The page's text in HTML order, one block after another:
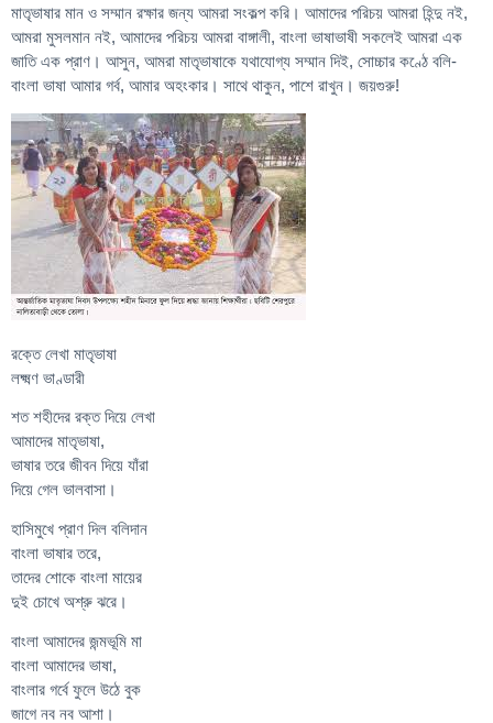
মাতৃভাষার মান ও সম্মান রক্ষার জন্য আমরা সংকল্প করি। আমাদের পরিচয় আমরা হিন্দু নই,
আমরা মুসলমান নই, আমাদের পরিচয় আমরা বাঙ্গালী, বাংলা ভাষাভাষী সকলেই আমরা এক
জাতি এক প্রাণ। আসুন, আমরা মাতৃভাষাকে যথাযোগ্য সম্মান দিই, সোচ্চার কণ্ঠে বলি-
বাংলা ভাষা আমার গর্ব, আমার অহংকার। সাথে থাকুন, পাশে রাখুন। জয়গুরু!
রক্তে লেখা মাতৃভাষা
লক্ষ্মণ ভাণ্ডারী
শত শহীদের রক্ত দিয়ে লেখা
আমাদের মাতৃভাষা,
ভাষার তরে জীবন দিয়ে যাঁরা
দিয়ে গেল ভালবাসা।
হাসিমুখে প্রাণ দিল বলিদান
বাংলা ভাষার তরে,
তাদের শোকে বাংলা মায়ের
দুই চোখে অশ্রু ঝরে।
বাংলা আমাদের জন্মভূমি মা
বাংলা আমাদের ভাষা,
বাংলার গর্বে ফুলে উঠে বুক
জাগে নব নব আশা।